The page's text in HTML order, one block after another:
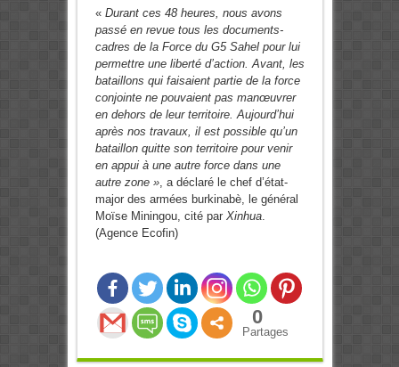
« Durant ces 48 heures, nous avons
passé en revue tous les documents-
cadres de la Force du G5 Sahel pour lui
permettre une liberté d’action. Avant, les
bataillons qui faisaient partie de la force
conjointe ne pouvaient pas manœuvrer
en dehors de leur territoire. Aujourd’hui
après nos travaux, il est possible qu’un
bataillon quitte son territoire pour venir
en appui à une autre force dans une
autre zone », a déclaré le chef d’état-
major des armées burkinabè, le général
Moïse Miningou, cité par Xinhua.
(Agence Ecofin)
0
Partages